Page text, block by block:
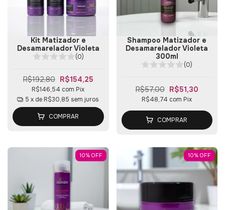
Kit Matizador e
Desamarelador Violeta
(0)
R$192,80 R$154,25
R$146,54 com Pix
5 x de R$30,85 sem juros
COMPRAR
Shampoo Matizador e
Desamarelador Violeta
300ml
(0)
R$57,00 R$51,30
R$48,74 com Pix
COMPRAR
10% OFF 10% OFF